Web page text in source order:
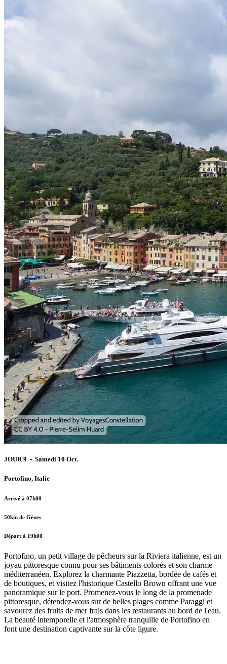
JOUR 9 - Samedi 10 Oct.
Portofino, Italie
Arrivé à 07h00
50km de Gènes
Départ à 19h00
Portofino, un petit village de pêcheurs sur la Riviera italienne, est un
joyau pittoresque connu pour ses bâtiments colorés et son charme
méditerranéen. Explorez la charmante Piazzetta, bordée de cafés et
de boutiques, et visitez l'historique Castello Brown offrant une vue
panoramique sur le port. Promenez-vous le long de la promenade
pittoresque, détendez-vous sur de belles plages comme Paraggi et
savourez des fruits de mer frais dans les restaurants au bord de l'eau.
La beauté intemporelle et l'atmosphère tranquille de Portofino en
font une destination captivante sur la côte ligure.